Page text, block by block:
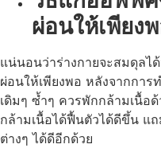
ผ่อนให้เพียง
แน่นอนว่าร่างกายจะสมดุลไ
ผ่อนให้เพียงพอ หลังจากกา
เดิมๆ ซ้ำๆ ควรพักกล้ามเนื้อ
กล้ามเนื้อได้ฟื้นตัวได้ดีขึ้น แ
ต่างๆ ได้ดีอีกด้วย